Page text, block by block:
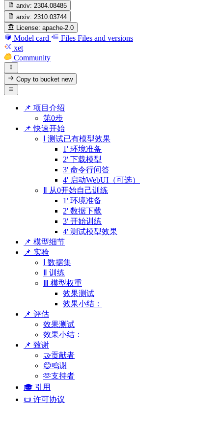
arxiv: 2304.08485
arxiv: 2310.03744
License: apache-2.0
Model card Files Files and versions
xet
Community
Copy to bucketnew
📌 项目介绍
第0步
📌 快速开始
Ⅰ 测试已有模型效果
1' 环境准备
2' 下载模型
3' 命令行问答
4' 启动WebUI（可选）
Ⅱ 从0开始自己训练
1' 环境准备
2' 数据下载
3' 开始训练
4' 测试模型效果
📌 模型细节
📌 实验
Ⅰ 数据集
Ⅱ 训练
Ⅲ 模型权重
效果测试
效果小结：
📌 评估
效果测试
效果小结：
📌 致谢
🤝贡献者
😊鸣谢
🫶支持者
🎓 引用
📜 许可协议